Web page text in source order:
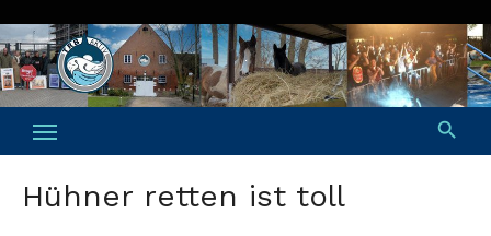
to
content
Hühner retten ist toll